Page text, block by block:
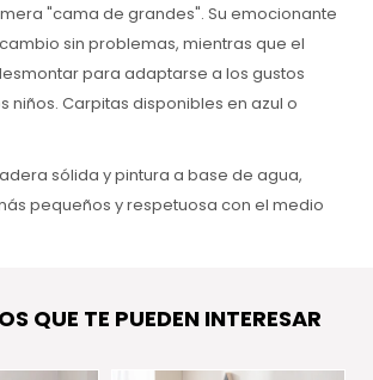
"cama de grandes". Su emocionante
sin problemas, mientras que el
para adaptarse a los gustos
niños. Carpitas disponibles en azul o
sólida y pintura a base de agua,
pequeños y respetuosa con el medio
QUE TE PUEDEN INTERESAR